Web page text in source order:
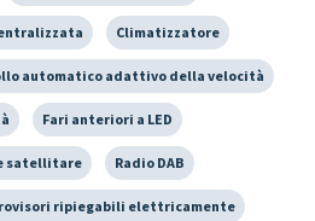
Climatizzatore
automatico adattivo della velocità
Fari anteriori a LED
satellitare Radio DAB
ripiegabili elettricamente